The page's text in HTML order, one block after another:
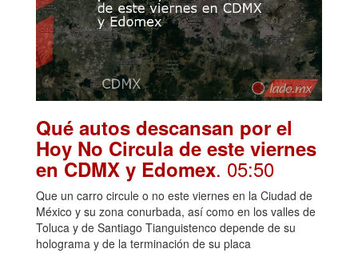
Qué autos descansan por el
Hoy No Circula de este viernes
en CDMX y Edomex. 05:50
Que un carro circule o no este viernes en la Ciudad de
México y su zona conurbada, así como en los valles de
Toluca y de Santiago Tianguistenco depende de su
holograma y de la terminación de su placa